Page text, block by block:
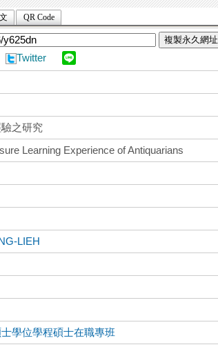
QR Code
複製永久網址
Twitter
之研究
Learning Experience of Antiquarians
LIEH
學位學程碩士在職專班